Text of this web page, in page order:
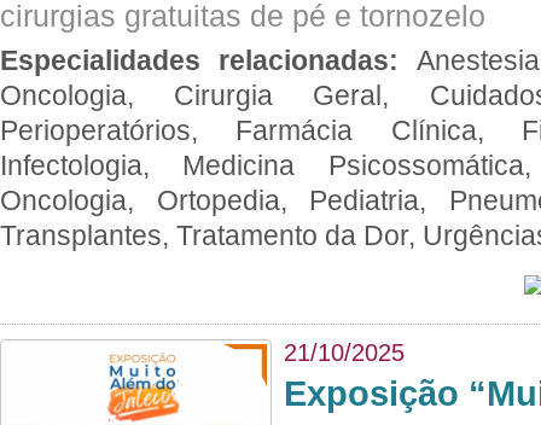
cirurgias gratuitas de pé e tornozelo
Especialidades relacionadas:
Oncologia, Cirurgia Geral,
Perioperatórios, Farmácia Clínica,
Infectologia, Medicina
Oncologia, Ortopedia, Pediatria,
Transplantes, Tratamento da Dor,
21/10/2025
Exposição